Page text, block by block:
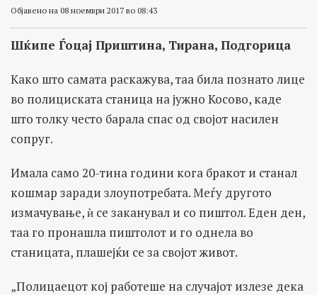
Објавено на 08 ноември 2017 во 08:43
Шќипе Ѓоцај Приштина, Тирана, Подгорица
Како што самата раскажува, таа била познато лице
во полициската станица на јужно Косово, каде
што толку често барала спас од својот насилен
сопруг.
Имала само 20-тина години кога бракот и станал
кошмар заради злоупотребата. Меѓу другото
измачување, ѝ се заканувал и со пиштол. Еден ден,
таа го пронашла пиштолот и го однела во
станицата, плашејќи се за својот живот.
„Полицаецот кој работеше на случајот излезе дека